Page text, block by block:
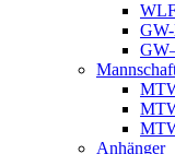
Anhänger